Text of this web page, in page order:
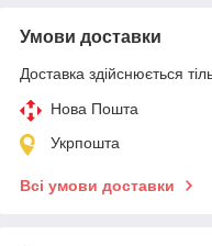
Умови доставки
Доставка здійснюється
Нова Пошта
Укрпошта
Всі умови доставки